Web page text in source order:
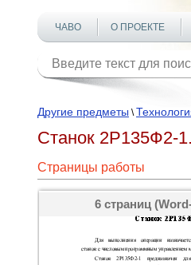
ЧАВО О ПРОЕКТЕ
Другие предметы \
Станок 2Р135Ф2-
Страницы работы
6 страниц